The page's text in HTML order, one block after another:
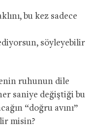
bu kez sadece
söyleyebilir
ruhunun dile
saniye değiştiği bu
“doğru avını”
misin?